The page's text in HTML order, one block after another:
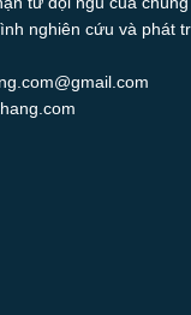
nghiên cứu và phát